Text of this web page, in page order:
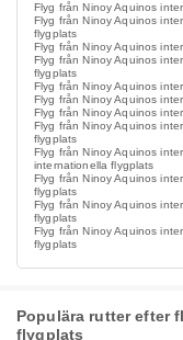
Flyg från Ninoy Aquinos
Flyg från Ninoy Aquinos
flygplats
Flyg från Ninoy Aquinos
Flyg från Ninoy Aquinos
flygplats
Flyg från Ninoy Aquinos
Flyg från Ninoy Aquinos
Flyg från Ninoy Aquinos
Flyg från Ninoy Aquinos
flygplats
Flyg från Ninoy Aquinos
internationella flygplats
Flyg från Ninoy Aquinos
flygplats
Flyg från Ninoy Aquinos
flygplats
Flyg från Ninoy Aquinos
flygplats
Populära rutter efter
flygplats